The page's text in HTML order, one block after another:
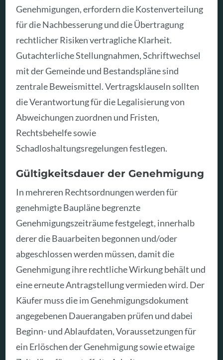
Genehmigungen, erfordern die Kostenverteilung
für die Nachbesserung und die Übertragung
rechtlicher Risiken vertragliche Klarheit.
Gutachterliche Stellungnahmen, Schriftwechsel
mit der Gemeinde und Bestandspläne sind
zentrale Beweismittel. Vertragsklauseln sollten
die Verantwortung für die Legalisierung von
Abweichungen zuordnen und Fristen,
Rechtsbehelfe sowie
Schadloshaltungsregelungen festlegen.
Gültigkeitsdauer der Genehmigung
In mehreren Rechtsordnungen werden für
genehmigte Baupläne begrenzte
Genehmigungszeiträume festgelegt, innerhalb
derer die Bauarbeiten begonnen und/oder
abgeschlossen werden müssen, damit die
Genehmigung ihre rechtliche Wirkung behält und
eine erneute Antragstellung vermieden wird. Der
Käufer muss die im Genehmigungsdokument
angegebenen Dauerangaben prüfen und dabei
Beginn- und Ablaufdaten, Voraussetzungen für
ein Erlöschen der Genehmigung sowie etwaige